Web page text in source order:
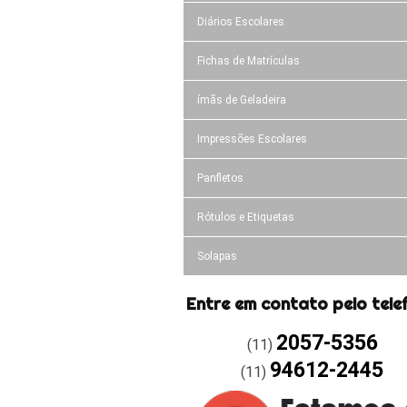
Diários Escolares
Fichas de Matrículas
ímãs de Geladeira
Impressões Escolares
Panfletos
Rótulos e Etiquetas
Solapas
Entre em contato pelo
(11) 2057-5356
(11) 94612-2445